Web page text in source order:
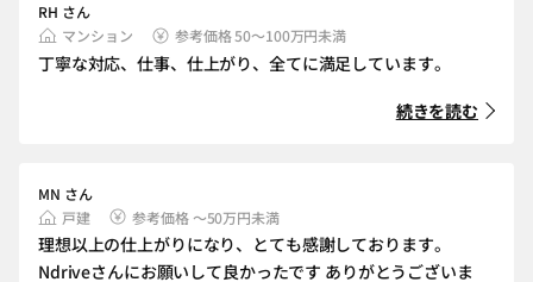
RH さん
マンション
参考価格 50～100万円未満
丁寧な対応、仕事、仕上がり、全てに満足しています。
続きを読む
MN さん
戸建
参考価格 ～50万円未満
理想以上の仕上がりになり、とても感謝しております。
Ndriveさんにお願いして良かったです ありがとうございま